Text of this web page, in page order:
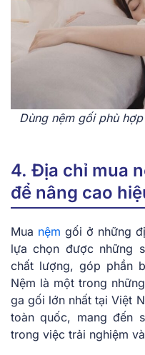
Dùng nệm gối phù
4. Địa chỉ mua
để nâng cao
Mua nệm gối ở những
lựa chọn được những
chất lượng, góp phần
Nệm là một trong
ga gối lớn nhất tại Việt
toàn quốc, mang đến
trong việc trải nghiệm